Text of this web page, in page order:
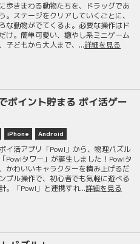
歩きまわる動物たちを、ドラッグであ
。ステージをクリアしていくごとに、
な動物がでてくるよ。必要な操作はド
け。簡単可愛い、癒やし系ミニゲーム
子どもから大人まで、...詳細を見る
ポイント貯まる ポイ活ゲー
iPhone Android
イ活アプリ「Powl」から、物理パズル
Powlタワー」が誕生しました！Powlタ
かわいいキャラクターを積み上げるだ
プル操作で、初心者でも気軽に遊べる
。「Powl」と連携すれ...詳細を見る